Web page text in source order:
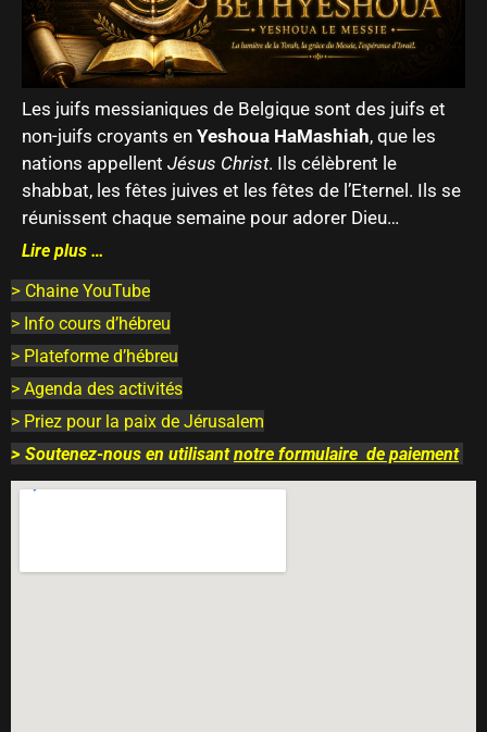
Les juifs messianiques de Belgique sont des juifs et
non-juifs croyants en Yeshoua HaMashiah, que les
nations appellent Jésus Christ. Ils célèbrent le
shabbat, les fêtes juives et les fêtes de l’Eternel. Ils se
réunissent chaque semaine pour adorer Dieu…
Lire plus …
> Chaine YouTube
> Info cours d’hébreu
> Plateforme d’hébreu
> Agenda des activités
> Priez pour la paix de Jérusalem
> Soutenez-nous en utilisantnotre formulaire de paiement